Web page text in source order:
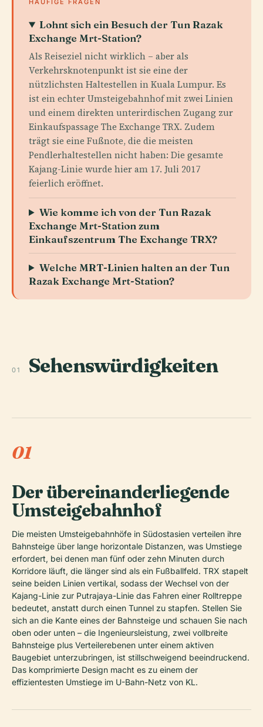
HÄUFIGE FRAGEN
Lohnt sich ein Besuch der Tun Razak
Exchange Mrt-Station?
Als Reiseziel nicht wirklich – aber als
Verkehrsknotenpunkt ist sie eine der
nützlichsten Haltestellen in Kuala Lumpur. Es
ist ein echter Umsteigebahnhof mit zwei Linien
und einem direkten unterirdischen Zugang zur
Einkaufspassage The Exchange TRX. Zudem
trägt sie eine Fußnote, die die meisten
Pendlerhaltestellen nicht haben: Die gesamte
Kajang-Linie wurde hier am 17. Juli 2017
feierlich eröffnet.
Wie komme ich von der Tun Razak
Exchange Mrt-Station zum
Einkaufszentrum The Exchange TRX?
Welche MRT-Linien halten an der Tun
Razak Exchange Mrt-Station?
01 Sehenswürdigkeiten
01
Der übereinanderliegende
Umsteigebahnhof
Die meisten Umsteigebahnhöfe in Südostasien verteilen ihre
Bahnsteige über lange horizontale Distanzen, was Umstiege
erfordert, bei denen man fünf oder zehn Minuten durch
Korridore läuft, die länger sind als ein Fußballfeld. TRX stapelt
seine beiden Linien vertikal, sodass der Wechsel von der
Kajang-Linie zur Putrajaya-Linie das Fahren einer Rolltreppe
bedeutet, anstatt durch einen Tunnel zu stapfen. Stellen Sie
sich an die Kante eines der Bahnsteige und schauen Sie nach
oben oder unten – die Ingenieursleistung, zwei vollbreite
Bahnsteige plus Verteilerebenen unter einem aktiven
Baugebiet unterzubringen, ist stillschweigend beeindruckend.
Das komprimierte Design macht es zu einem der
effizientesten Umstiege im U-Bahn-Netz von KL.